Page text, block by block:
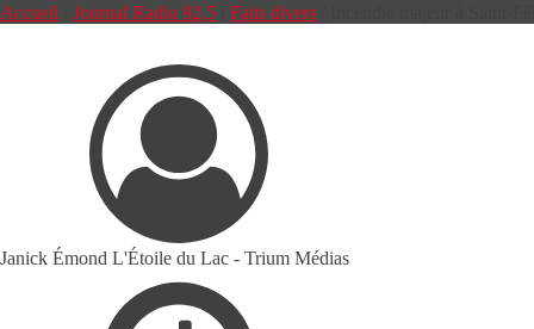
Accueil Journal Radio 92,5 Faits divers
Janick Émond L'Étoile du Lac - Trium Médias